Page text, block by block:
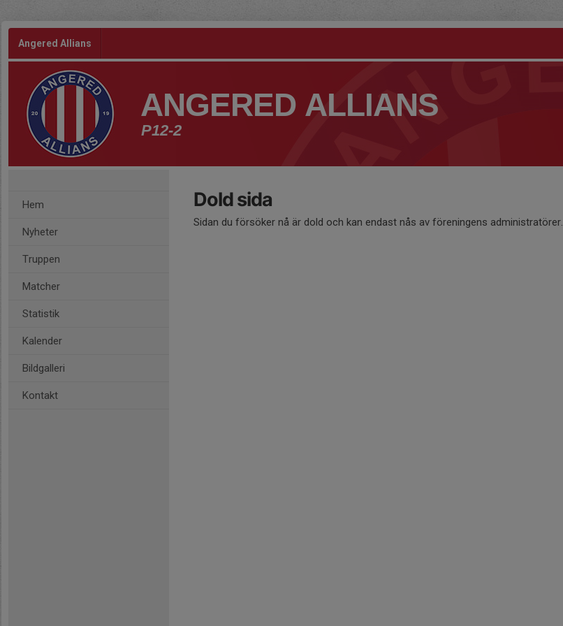
Angered Allians
ANGERED ALLIANS
P12-2
Hem
Nyheter
Truppen
Matcher
Statistik
Kalender
Bildgalleri
Kontakt
Dold sida
Sidan du försöker nå är dold och kan endast nås av föreningens administratörer.